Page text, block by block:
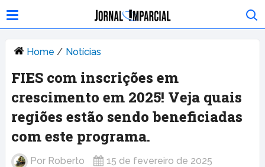
Home / Notícias
FIES com inscrições em
crescimento em 2025! Veja quais
regiões estão sendo beneficiadas
com este programa.
Por Roberto 15 de fevereiro de 2025